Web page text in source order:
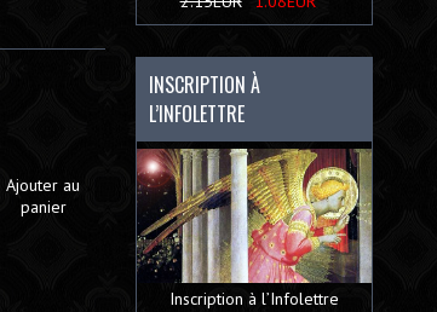
Ajouter au
panier
INSCRIPTION À
L’INFOLETTRE
Inscription à l’Infolettre